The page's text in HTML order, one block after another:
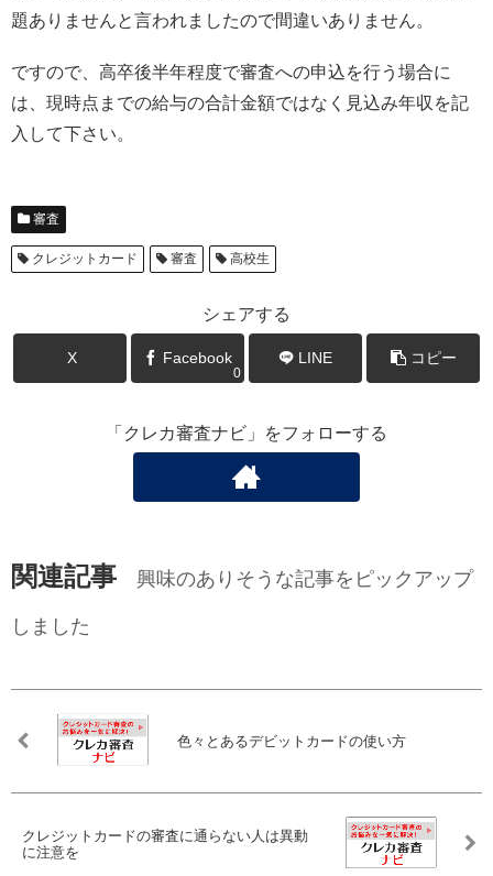
題ありませんと言われましたので間違いありません。
ですので、高卒後半年程度で審査への申込を行う場合に
は、現時点までの給与の合計金額ではなく見込み年収を記
入して下さい。
審査
クレジットカード 審査 高校生
シェアする
X Facebook
0
LINE コピー
「クレカ審査ナビ」をフォローする
関連記事 興味のありそうな記事をピックアップ
しました
色々とあるデビットカードの使い方
クレジットカードの審査に通らない人は異動
に注意を